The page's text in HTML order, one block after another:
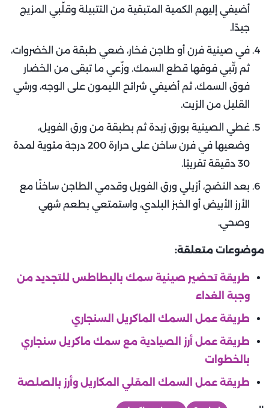
أضيفي إليهم الكمية المتبقية من التتبيلة وقلّبي المزيج
جيدًا.
في صينية فرن أو طاجن فخار، ضعي طبقة من الخضروات،
ثم رتّبي فوقها قطع السمك. وزّعي ما تبقى من الخضار
فوق السمك، ثم أضيفي شرائح الليمون على الوجه، ورشي
القليل من الزيت.
غطي الصينية بورق زبدة ثم بطبقة من ورق الفويل،
وضعيها في فرن ساخن على حرارة 200 درجة مئوية لمدة
30 دقيقة تقريبًا.
بعد النضج، أزيلي ورق الفويل وقدمي الطاجن ساخنًا مع
الأرز الأبيض أو الخبز البلدي، واستمتعي بطعم شهي
وصحي.
موضوعات متعلقة:
طريقة تحضير صينية سمك بالبطاطس للتجديد من
وجبة الغداء
طريقة عمل السمك الماكريل السنجاري
طريقة عمل أرز الصيادية مع سمك ماكريل سنجاري
بالخطوات
طريقة عمل السمك المقلي المكاريل وأرز بالصلصة